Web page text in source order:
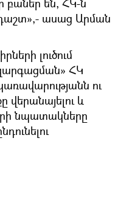
բաներ են, ՀԿ-ն
ասաց Արման
լուծում
ՀԿ
ու
վերանայելու և
նպատակները